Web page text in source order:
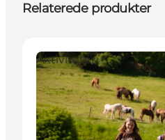
Relaterede produkter
Aktiviteter